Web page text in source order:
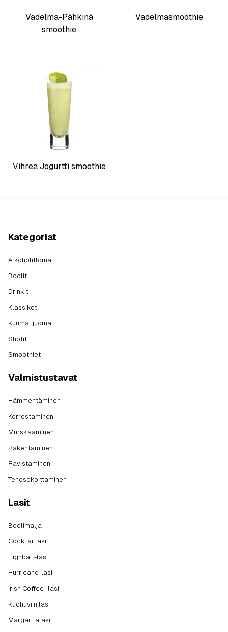
Vadelma-Pähkinä
smoothie
Vadelmasmoothie
Vihreä Jogurtti smoothie
Kategoriat
Alkoholittomat
Boolit
Drinkit
Klassikot
Kuumat juomat
Shotit
Smoothiet
Valmistustavat
Hämmentäminen
Kerrostaminen
Murskaaminen
Rakentaminen
Ravistaminen
Tehosekoittaminen
Lasit
Boolimalja
Cocktaillasi
Highball-lasi
Hurricane-lasi
Irish Coffee -lasi
Kuohuviinilasi
Margaritalasi